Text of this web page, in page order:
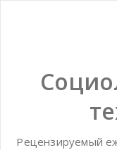
Рецензируемый